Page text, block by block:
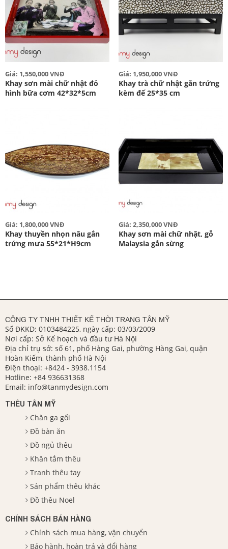
Giá: 1,550,000 VNĐ
Khay sơn mài chữ nhật đỏ
hình bữa cơm 42*32*5cm
Giá: 1,950,000 VNĐ
Khay trà chữ nhật gắn trứng
kèm đế 25*35 cm
Giá: 1,800,000 VNĐ
Khay thuyền nhọn nâu gắn
trứng mưa 55*21*H9cm
Giá: 2,350,000 VNĐ
Khay sơn mài chữ nhật, gỗ
Malaysia gắn sừng
CÔNG TY TNHH THIẾT KẾ THỜI TRANG TÂN MỸ
Số ĐKKD: 0103484225, ngày cấp: 03/03/2009
Nơi cấp: Sở Kế hoạch và đầu tư Hà Nội
Địa chỉ trụ sở: số 61, phố Hàng Gai, phường Hàng Gai, quận
Hoàn Kiếm, thành phố Hà Nội
Điện thoại: +8424 - 3938.1154
Hotline: +84 936631368
Email: info@tanmydesign.com
THÊU TÂN MỸ
Chăn ga gối
Đồ bàn ăn
Đồ ngủ thêu
Khăn tắm thêu
Tranh thêu tay
Sản phẩm thêu khác
Đồ thêu Noel
CHÍNH SÁCH BÁN HÀNG
Chính sách mua hàng, vận chuyển
Bảo hành, hoàn trả và đổi hàng